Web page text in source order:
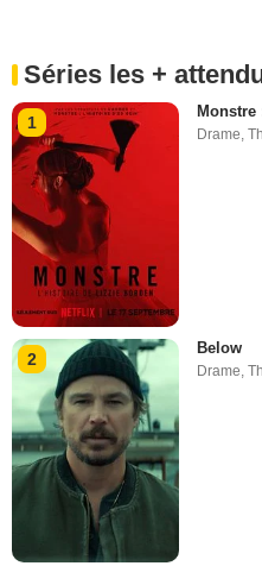
Séries les +
1
Drame,
2
Below
Drame ,